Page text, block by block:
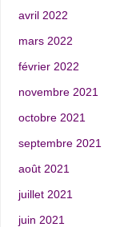
avril 2022
mars 2022
février 2022
novembre 2021
octobre 2021
septembre 2021
août 2021
juillet 2021
juin 2021